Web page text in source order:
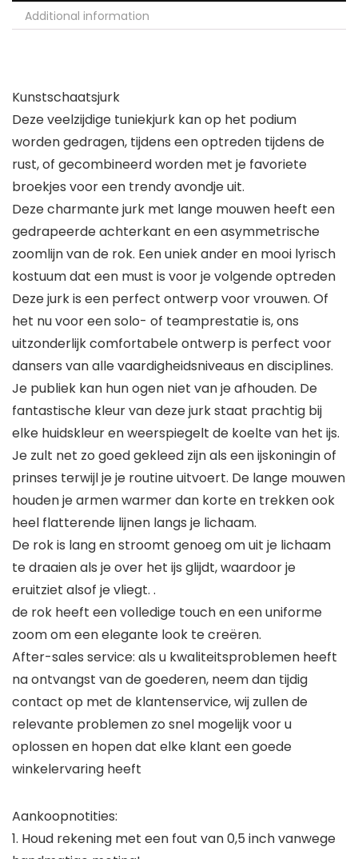
Additional information
Kunstschaatsjurk
Deze veelzijdige tuniekjurk kan op het podium
worden gedragen, tijdens een optreden tijdens de
rust, of gecombineerd worden met je favoriete
broekjes voor een trendy avondje uit.
Deze charmante jurk met lange mouwen heeft een
gedrapeerde achterkant en een asymmetrische
zoomlijn van de rok. Een uniek ander en mooi lyrisch
kostuum dat een must is voor je volgende optreden
Deze jurk is een perfect ontwerp voor vrouwen. Of
het nu voor een solo- of teamprestatie is, ons
uitzonderlijk comfortabele ontwerp is perfect voor
dansers van alle vaardigheidsniveaus en disciplines.
Je publiek kan hun ogen niet van je afhouden. De
fantastische kleur van deze jurk staat prachtig bij
elke huidskleur en weerspiegelt de koelte van het ijs.
Je zult net zo goed gekleed zijn als een ijskoningin of
prinses terwijl je je routine uitvoert. De lange mouwen
houden je armen warmer dan korte en trekken ook
heel flatterende lijnen langs je lichaam.
De rok is lang en stroomt genoeg om uit je lichaam
te draaien als je over het ijs glijdt, waardoor je
eruitziet alsof je vliegt. .
de rok heeft een volledige touch en een uniforme
zoom om een ​​elegante look te creëren.
After-sales service: als u kwaliteitsproblemen heeft
na ontvangst van de goederen, neem dan tijdig
contact op met de klantenservice, wij zullen de
relevante problemen zo snel mogelijk voor u
oplossen en hopen dat elke klant een goede
winkelervaring heeft
Aankoopnotities:
1. Houd rekening met een fout van 0,5 inch vanwege